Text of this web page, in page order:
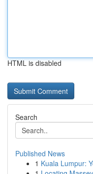
HTML is disabled
Search
Published News
1 Kuala Lumpur: